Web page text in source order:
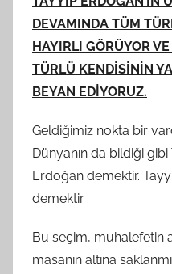
DEVAMINDA TÜM
HAYIRLI GÖRÜYOR
TÜRLÜ KENDİSİNİN
BEYAN EDİYORUZ.
Geldiğimiz nokta bir
Dünyanın da bildiği
Erdoğan demektir.
demektir.
Bu seçim, muhalefetin
masanın altına